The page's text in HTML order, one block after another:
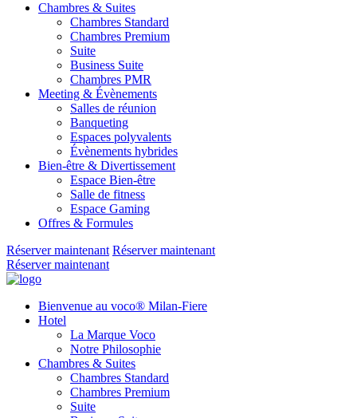
Chambres & Suites
Chambres Standard
Chambres Premium
Suite
Business Suite
Chambres PMR
Meeting & Évènements
Salles de réunion
Banqueting
Espaces polyvalents
Évènements hybrides
Bien-être & Divertissement
Espace Bien-être
Salle de fitness
Espace Gaming
Offres & Formules
Réserver maintenant Réserver maintenant
Réserver maintenant
Bienvenue au voco® Milan-Fiere
Hotel
La Marque Voco
Notre Philosophie
Chambres & Suites
Chambres Standard
Chambres Premium
Suite